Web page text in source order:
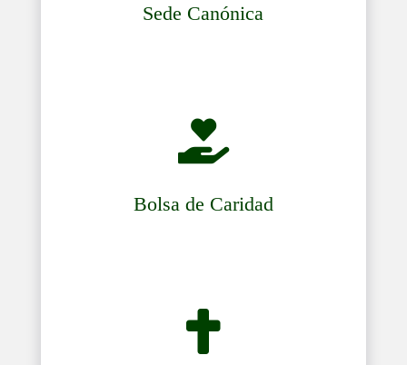
Sede Canónica

Bolsa de Caridad
